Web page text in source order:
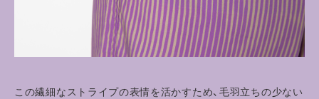
この繊細なストライプの表情を活かすため、毛羽立ちの少ない